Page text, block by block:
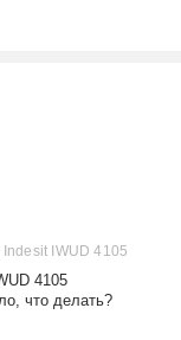
IWUD 4105
4105
что делать?